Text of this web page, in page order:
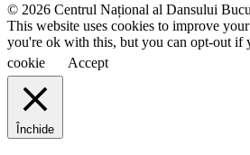
© 2026 Centrul Național al Dansului
This website uses cookies to improve
you're ok with this, but you can opt-out if
cookie
Accept
Închide